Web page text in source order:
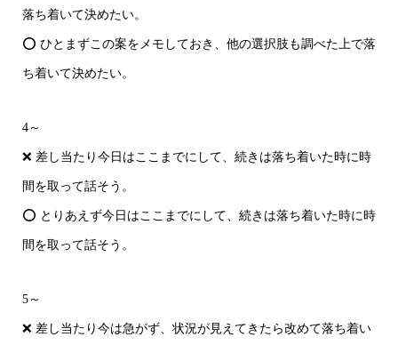
落ち着いて決めたい。
⭕ ひとまずこの案をメモしておき、他の選択肢も調べた上で落
ち着いて決めたい。
4～
❌ 差し当たり今日はここまでにして、続きは落ち着いた時に時
間を取って話そう。
⭕ とりあえず今日はここまでにして、続きは落ち着いた時に時
間を取って話そう。
5～
❌ 差し当たり今は急がず、状況が見えてきたら改めて落ち着い